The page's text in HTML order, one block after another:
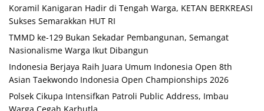
Koramil Kanigaran Hadir di Tengah Warga, KETAN BERKREASI
Sukses Semarakkan HUT RI
TMMD ke-129 Bukan Sekadar Pembangunan, Semangat
Nasionalisme Warga Ikut Dibangun
Indonesia Berjaya Raih Juara Umum Indonesia Open 8th
Asian Taekwondo Indonesia Open Championships 2026
Polsek Cikupa Intensifkan Patroli Public Address, Imbau
Warga Cegah Karhutla